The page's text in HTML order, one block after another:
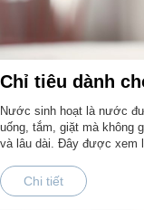
Chỉ tiêu dành
Nước sinh hoạt là nước
uống, tắm, giặt mà không
và lâu dài. Đây được xem
Chi tiết